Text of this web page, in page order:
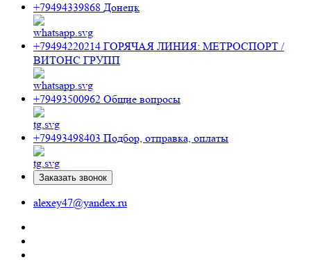
+79494339868 Донецк
+79494220214 ГОРЯЧАЯ ЛИНИЯ: МЕТРОСПОРТ /
ВИТОНС ГРУПП
+79493500962 Общие вопросы
+79493498403 Подбор, отправка, оплаты
Заказать звонок
alexey47@yandex.ru